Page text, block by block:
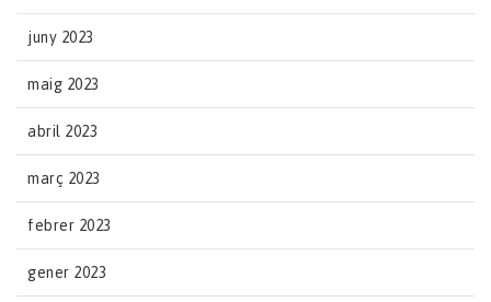
juny 2023
maig 2023
abril 2023
març 2023
febrer 2023
gener 2023